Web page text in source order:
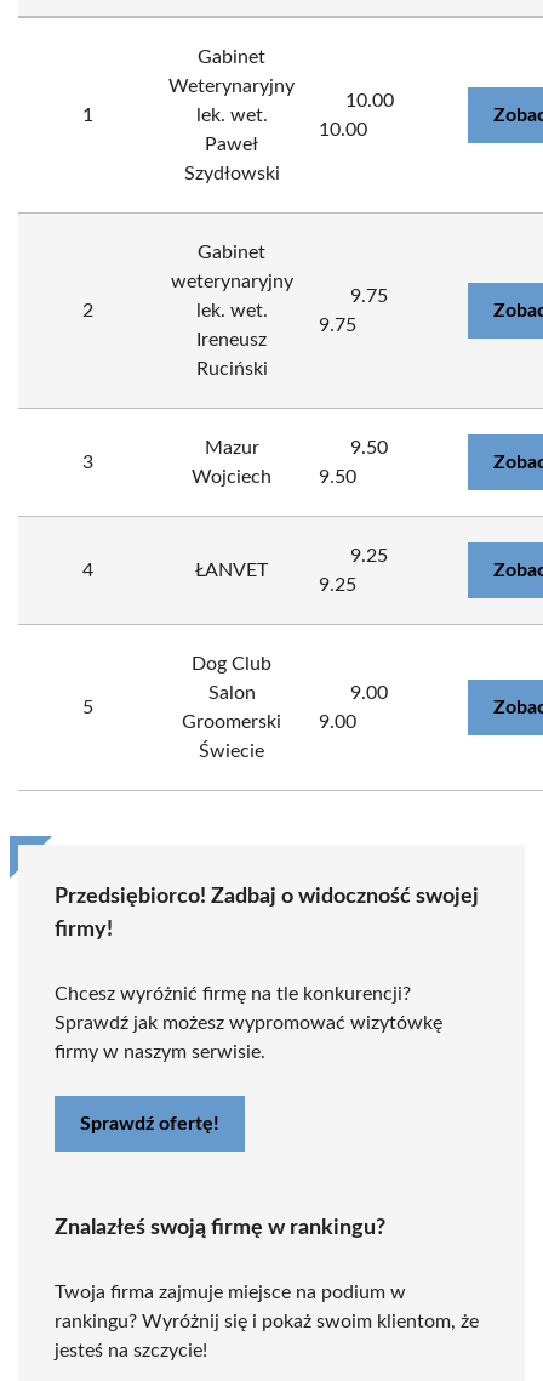
1
Gabinet
Weterynaryjny
lek. wet.
Paweł
Szydłowski
10.00
10.00
2
Gabinet
weterynaryjny
lek. wet.
Ireneusz
Ruciński
9.75
9.75
3
Mazur
Wojciech
9.50
9.50
4 ŁANVET
9.25
9.25
5
Dog Club
Salon
Groomerski
Świecie
9.00
9.00
Przedsiębiorco! Zadbaj o widoczność swojej
firmy!
Chcesz wyróżnić firmę na tle konkurencji?
Sprawdź jak możesz wypromować wizytówkę
firmy w naszym serwisie.
Sprawdź ofertę!
Znalazłeś swoją firmę w rankingu?
Twoja firma zajmuje miejsce na podium w
rankingu? Wyróżnij się i pokaż swoim klientom, że
jesteś na szczycie!